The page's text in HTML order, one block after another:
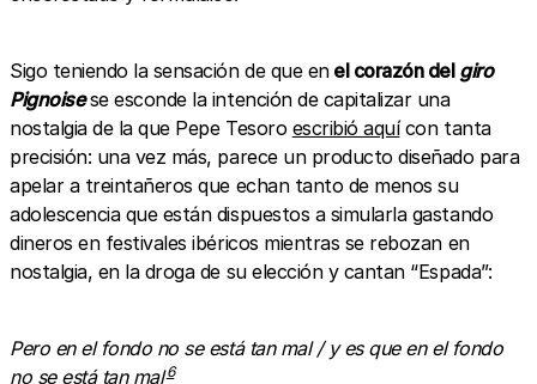
Sigo teniendo la sensación de que enel corazón del giro
Pignoisese esconde la intención de capitalizar una
nostalgia de la que Pepe Tesoro escribió aquícon tanta
precisión: una vez más, parece un producto diseñado para
apelar a treintañeros que echan tanto de menos su
adolescencia que están dispuestos a simularla gastando
dineros en festivales ibéricos mientras se rebozan en
nostalgia, en la droga de su elección y cantan “Espada”:
Pero en el fondo no se está tan mal / y es que en el fondo
no se está tan mal6